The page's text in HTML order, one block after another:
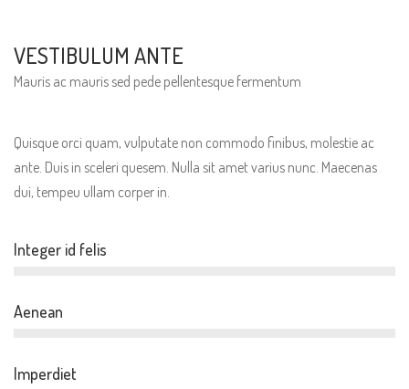
VESTIBULUM ANTE
Mauris ac mauris sed pede pellentesque fermentum
Quisque orci quam, vulputate non commodo finibus, molestie ac
ante. Duis in sceleri quesem. Nulla sit amet varius nunc. Maecenas
dui, tempeu ullam corper in.
Integer id felis
Aenean
Imperdiet